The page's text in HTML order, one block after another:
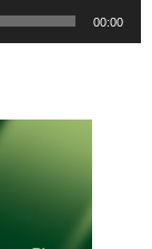
00:00